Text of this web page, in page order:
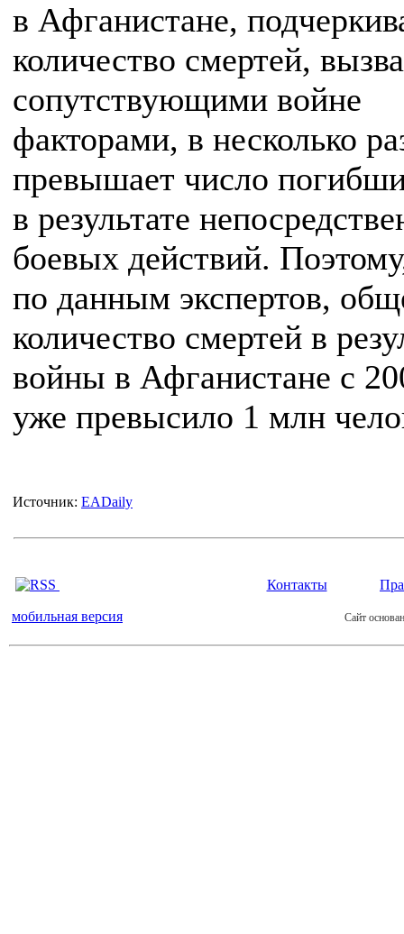
в Афганистане,
количество смертей,
сопутствующими войне
факторами, в несколько
превышает число
в результате
боевых действий.
по данным экспертов,
количество смертей в
войны в Афганистане с
уже превысило 1 млн
Источник: EADaily
Контакты
мобильная версия Сайт